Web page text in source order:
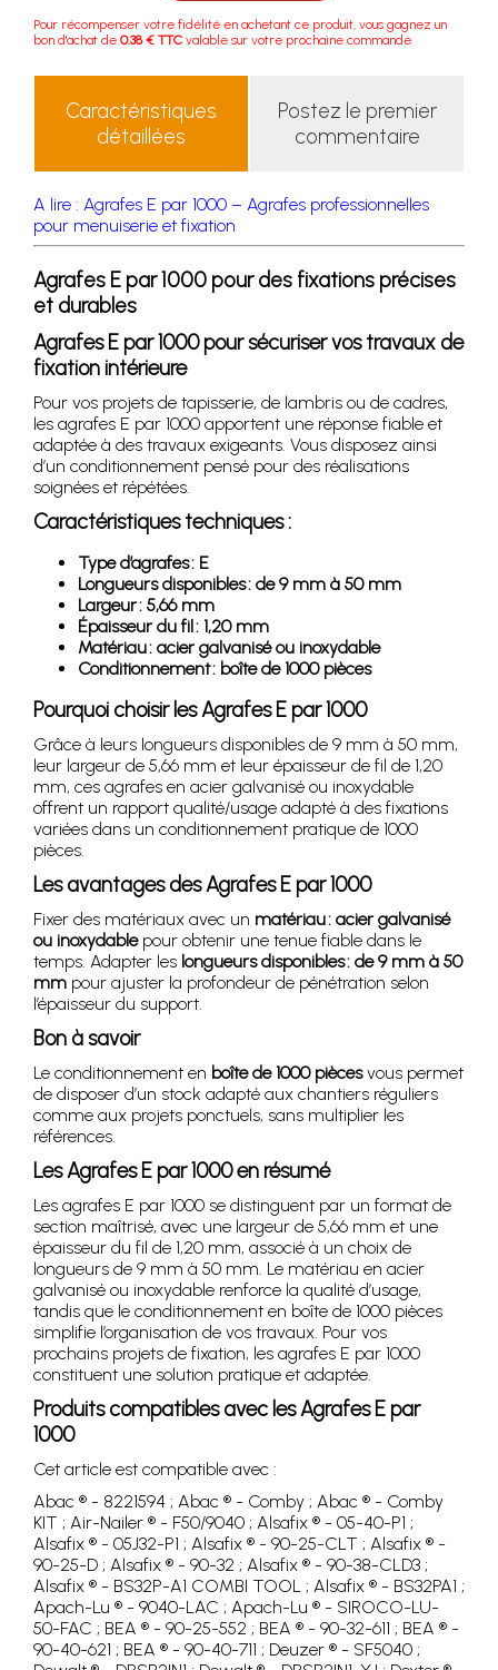
Pour récompenser votre fidélité en achetant ce produit, vous gagnez un
bon d'achat de 0.38 € TTC valable sur votre prochaine commande.
Caractéristiques
détaillées
Postez le premier
commentaire
A lire : Agrafes E par 1000 – Agrafes professionnelles
pour menuiserie et fixation
Agrafes E par 1000 pour des fixations précises
et durables
Agrafes E par 1000 pour sécuriser vos travaux de
fixation intérieure
Pour vos projets de tapisserie, de lambris ou de cadres,
les agrafes E par 1000 apportent une réponse fiable et
adaptée à des travaux exigeants. Vous disposez ainsi
d’un conditionnement pensé pour des réalisations
soignées et répétées.
Caractéristiques techniques :
Type d’agrafes : E
Longueurs disponibles : de 9 mm à 50 mm
Largeur : 5,66 mm
Épaisseur du fil : 1,20 mm
Matériau : acier galvanisé ou inoxydable
Conditionnement : boîte de 1000 pièces
Pourquoi choisir les Agrafes E par 1000
Grâce à leurs longueurs disponibles de 9 mm à 50 mm,
leur largeur de 5,66 mm et leur épaisseur de fil de 1,20
mm, ces agrafes en acier galvanisé ou inoxydable
offrent un rapport qualité/usage adapté à des fixations
variées dans un conditionnement pratique de 1000
pièces.
Les avantages des Agrafes E par 1000
Fixer des matériaux avec un matériau : acier galvanisé
ou inoxydablepour obtenir une tenue fiable dans le
temps. Adapter les longueurs disponibles : de 9 mm à 50
mm pour ajuster la profondeur de pénétration selon
l’épaisseur du support.
Bon à savoir
Le conditionnement en boîte de 1000 piècesvous permet
de disposer d’un stock adapté aux chantiers réguliers
comme aux projets ponctuels, sans multiplier les
références.
Les Agrafes E par 1000 en résumé
Les agrafes E par 1000 se distinguent par un format de
section maîtrisé, avec une largeur de 5,66 mm et une
épaisseur du fil de 1,20 mm, associé à un choix de
longueurs de 9 mm à 50 mm. Le matériau en acier
galvanisé ou inoxydable renforce la qualité d’usage,
tandis que le conditionnement en boîte de 1000 pièces
simplifie l’organisation de vos travaux. Pour vos
prochains projets de fixation, les agrafes E par 1000
constituent une solution pratique et adaptée.
Produits compatibles avec les Agrafes E par
1000
Cet article est compatible avec :
Abac ® - 8221594 ; Abac ® - Comby ; Abac ® - Comby
KIT ; Air-Nailer ® - F50/9040 ; Alsafix ® - 05-40-P1 ;
Alsafix ® - 05J32-P1 ; Alsafix ® - 90-25-CLT ; Alsafix ® -
90-25-D ; Alsafix ® - 90-32 ; Alsafix ® - 90-38-CLD3 ;
Alsafix ® - BS32P-A1 COMBI TOOL ; Alsafix ® - BS32PA1 ;
Apach-Lu ® - 9040-LAC ; Apach-Lu ® - SIROCO-LU-
50-FAC ; BEA ® - 90-25-552 ; BEA ® - 90-32-611 ; BEA ® -
90-40-621 ; BEA ® - 90-40-711 ; Deuzer ® - SF5040 ;